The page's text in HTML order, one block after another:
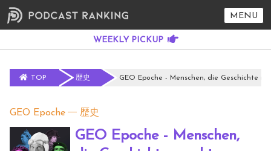
MENU
TOP 歴史 GEO Epoche - Menschen, die Geschichte
GEO Epoche 歴史
GEO Epoche - Menschen,